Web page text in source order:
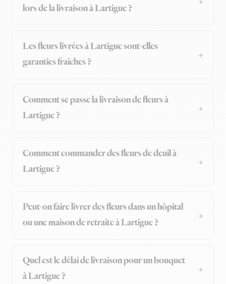
lors de la livraison à Lartigue ?
Les fleurs livrées à Lartigue sont-elles
garanties fraîches ?
Comment se passe la livraison de fleurs à
Lartigue ?
Comment commander des fleurs de deuil à
Lartigue ?
Peut-on faire livrer des fleurs dans un hôpital
ou une maison de retraite à Lartigue ?
Quel est le délai de livraison pour un bouquet
à Lartigue ?